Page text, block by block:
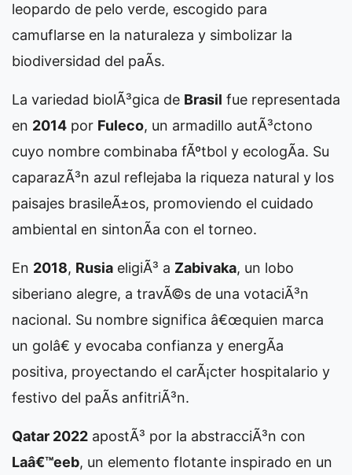
leopardo de pelo verde, escogido para
camuflarse en la naturaleza y simbolizar la
biodiversidad del paÃ­s.
La variedad biolÃ³gica de Brasil fue representada
en 2014 por Fuleco, un armadillo autÃ³ctono
cuyo nombre combinaba fÃºtbol y ecologÃ­a. Su
caparazÃ³n azul reflejaba la riqueza natural y los
paisajes brasileÃ±os, promoviendo el cuidado
ambiental en sintonÃ­a con el torneo.
En 2018, Rusia eligiÃ³ a Zabivaka, un lobo
siberiano alegre, a travÃ©s de una votaciÃ³n
nacional. Su nombre significa â€œquien marca
un golâ€ y evocaba confianza y energÃ­a
positiva, proyectando el carÃ¡cter hospitalario y
festivo del paÃ­s anfitriÃ³n.
Qatar 2022 apostÃ³ por la abstracciÃ³n con
Laâ€™eeb, un elemento flotante inspirado en un